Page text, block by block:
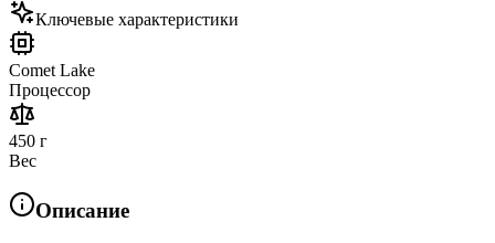
Ключевые характеристики
Comet Lake
Процессор
450 г
Вес
Описание